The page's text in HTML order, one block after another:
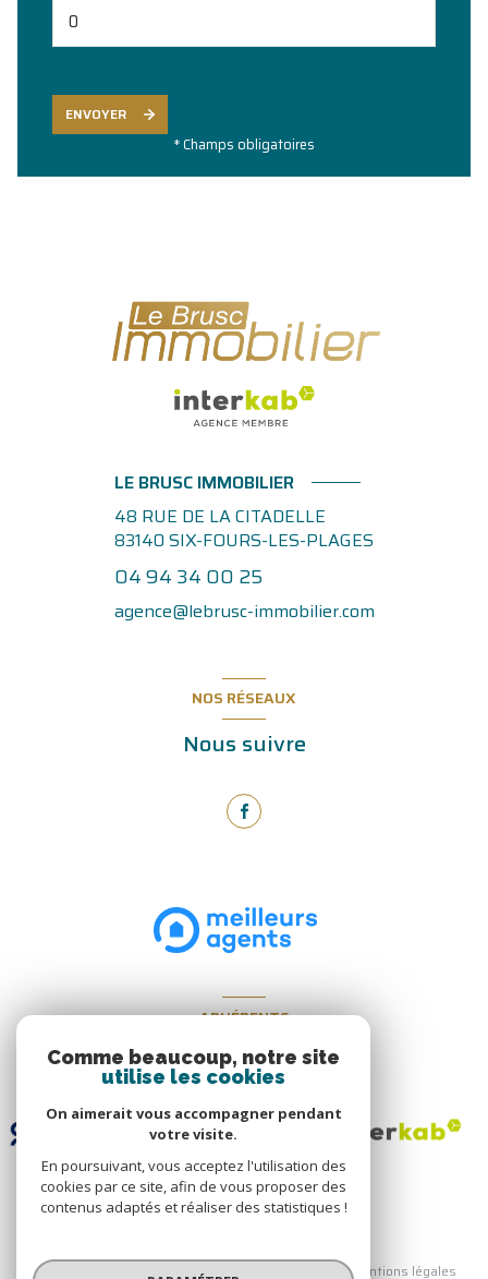
ENVOYER
* Champs obligatoires
LE BRUSC IMMOBILIER
48 RUE DE LA CITADELLE
83140 SIX-FOURS-LES-PLAGES
04 94 34 00 25
agence@lebrusc-immobilier.com
NOS RÉSEAUX
Nous suivre
ADHÉRENTS
Nous adhérons
Mentions légales
Comme beaucoup, notre site
utilise les cookies
On aimerait vous accompagner pendant
votre visite.
En poursuivant, vous acceptez l'utilisation des
cookies par ce site, afin de vous proposer des
contenus adaptés et réaliser des statistiques !